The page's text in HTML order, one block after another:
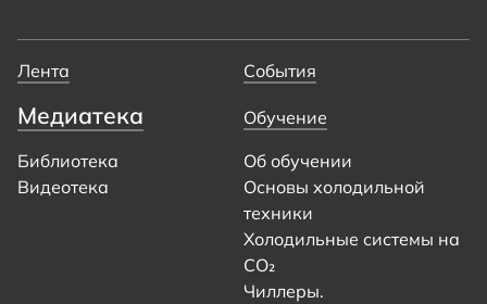
Лента События
Медиатека
Библиотека
Видеотека
Обучение
Об обучении
Основы холодильной
техники
Холодильные системы на
CO₂
Чиллеры.